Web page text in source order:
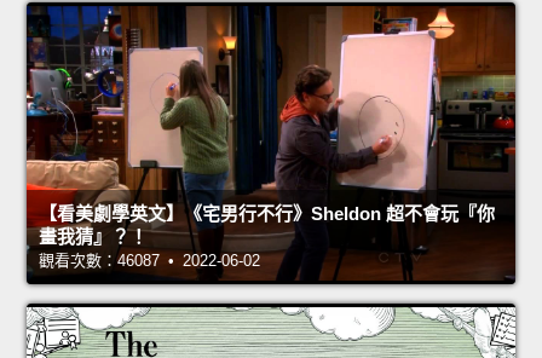
【看美劇學英文】《宅男行不行》Sheldon 超不會玩『你
畫我猜』？！
觀看次數：46087 • 2022-06-02